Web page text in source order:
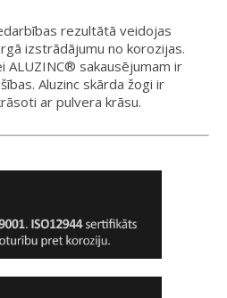
rezultātā veidojas
izstrādājumu no korozijas.
ALUZINC® sakausējumam ir
Aluzinc skārda žogi ir
ar pulvera krāsu.